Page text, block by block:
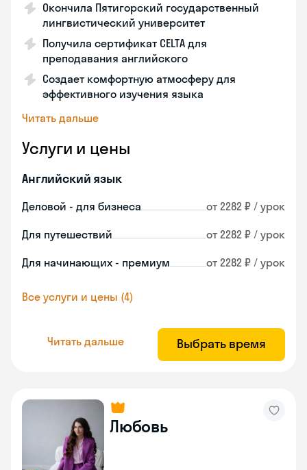
Окончила Пятигорский государственный
лингвистический университет
Получила сертификат CELTA для
преподавания английского
Создает комфортную атмосферу для
эффективного изучения языка
Читать дальше
Услуги и цены
Английский язык
Деловой - для бизнеса от 2282 ₽ / урок
Для путешествий от 2282 ₽ / урок
Для начинающих - премиум от 2282 ₽ / урок
Все услуги и цены (4)
Читать дальше Выбрать время
Любовь